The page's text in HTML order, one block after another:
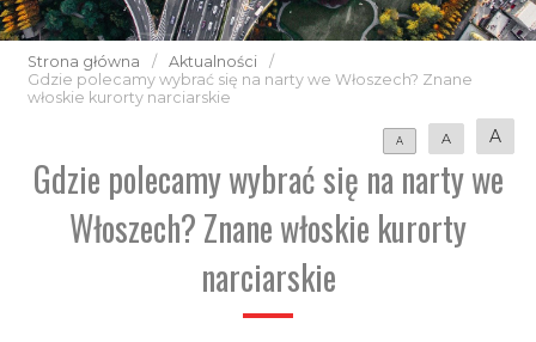
Strona główna / Aktualności
/
Gdzie polecamy wybrać się na narty we Włoszech? Znane
włoskie kurorty narciarskie
A A A
Gdzie polecamy wybrać się na narty we
Włoszech? Znane włoskie kurorty
narciarskie